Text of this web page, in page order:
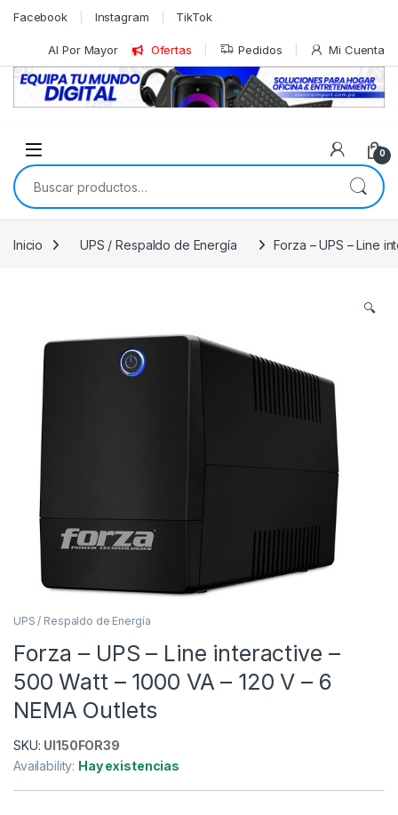
Skip to navigation
Skip to content
Facebook Instagram TikTok
Al Por Mayor Ofertas Pedidos Mi Cuenta
0
Buscar por:
Inicio UPS / Respaldo de Energía Forza – UPS – Line
🔍
UPS / Respaldo de Energía
Forza – UPS – Line interactive –
500 Watt – 1000 VA – 120 V – 6
NEMA Outlets
SKU: UI150FOR39
Availability: Hay existencias